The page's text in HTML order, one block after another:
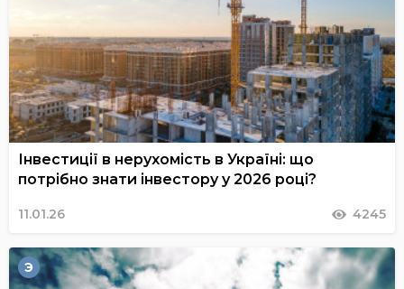
Інвестиції в нерухомість в Україні: що
потрібно знати інвестору у 2026 році?
11.01.26 4245
Э